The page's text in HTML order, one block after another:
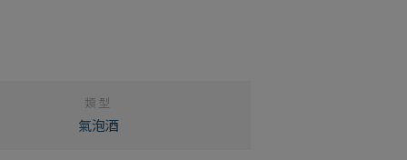
類型
氣泡酒